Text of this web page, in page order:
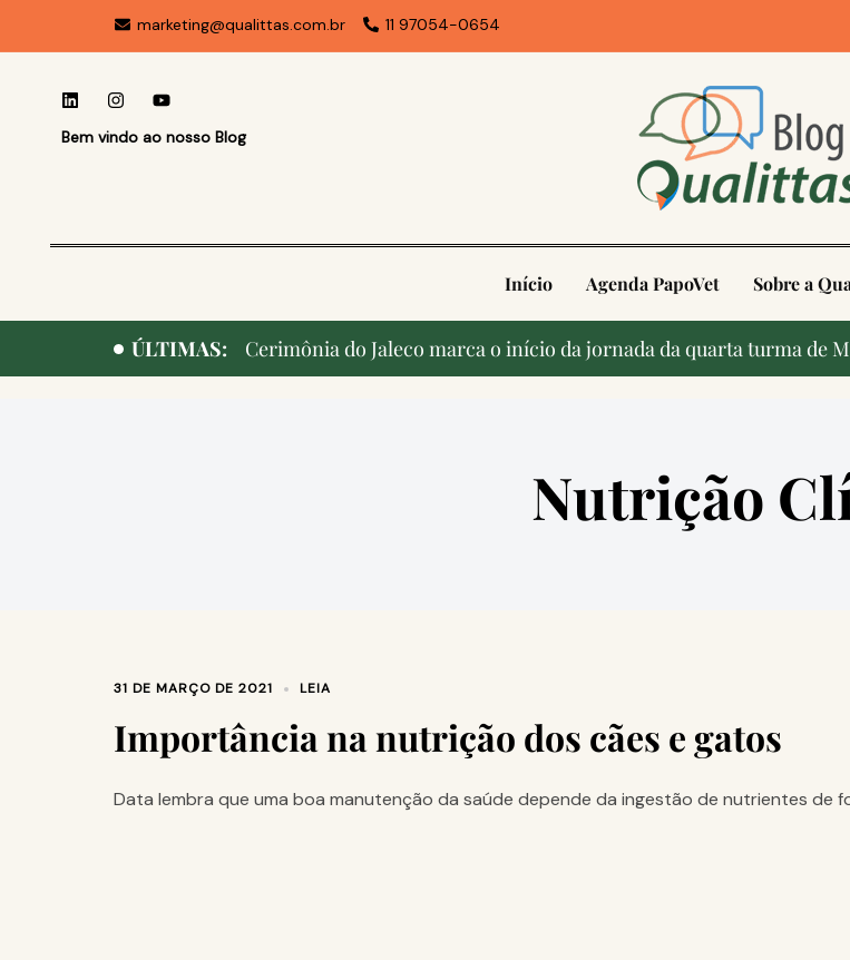
marketing@qualittas.com.br 11 97054-0654
Bem vindo ao nosso Blog
Início Agenda PapoVet Sobre a
ÚLTIMAS: Cerimônia do Jaleco marca o início da jornada da quarta turma de
Nutrição
31 DE MARÇO DE 2021 LEIA
Importância na nutrição dos cães e gatos
Data lembra que uma boa manutenção da saúde depende da ingestão de nutrientes de